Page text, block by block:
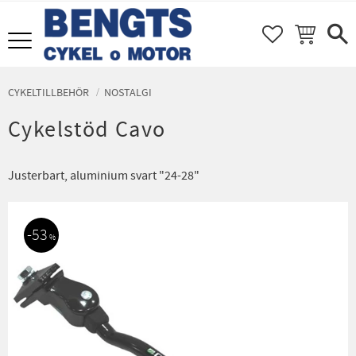
Meny FAVORITER
KUNDVAGN
CYKELTILLBEHÖR NOSTALGI
Cykelstöd Cavo
Justerbart, aluminium svart "24-28"
53 %